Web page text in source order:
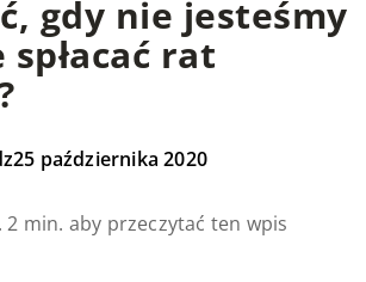
gdy nie jesteśmy
rat
25 października 2020
min. aby przeczytać ten wpis